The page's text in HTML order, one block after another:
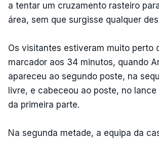
a tentar um cruzamento rasteiro
área, sem que surgisse qualquer
Os visitantes estiveram muito perto
marcador aos 34 minutos, quando
apareceu ao segundo poste, na
livre, e cabeceou ao poste, no
da primeira parte.
Na segunda metade, a equipa da